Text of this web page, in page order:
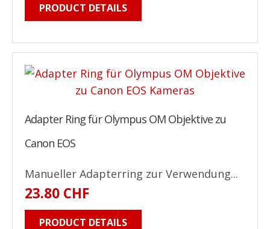
PRODUCT DETAILS
Adapter Ring für Olympus OM Objektive zu
Canon EOS
Manueller Adapterring zur Verwendung...
23.80 CHF
PRODUCT DETAILS